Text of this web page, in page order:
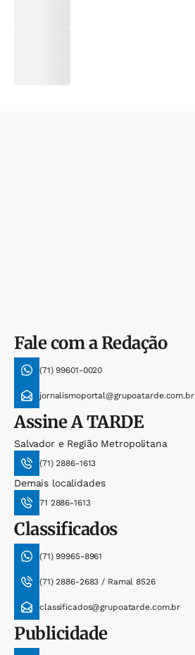
Fale com a Redação
(71) 99601-0020
jornalismoportal@grupoatarde.com.br
AssineA TARDE
Salvador e Região Metropolitana
(71) 2886-1613
Demais localidades
71 2886-1613
Classificados
(71) 99965-8961
(71) 2886-2683 / Ramal 8526
classificados@grupoatarde.com.br
Publicidade